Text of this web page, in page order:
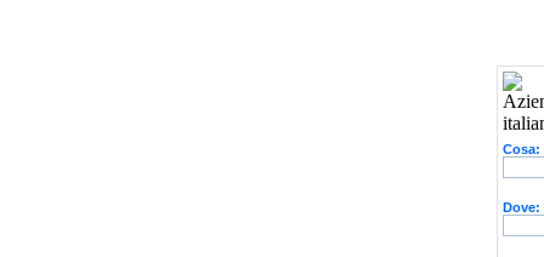
Cosa:
Dove: